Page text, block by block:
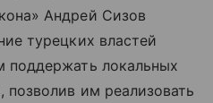
Андрей Сизов
турецких властей
поддержать локальных
позволив им реализовать